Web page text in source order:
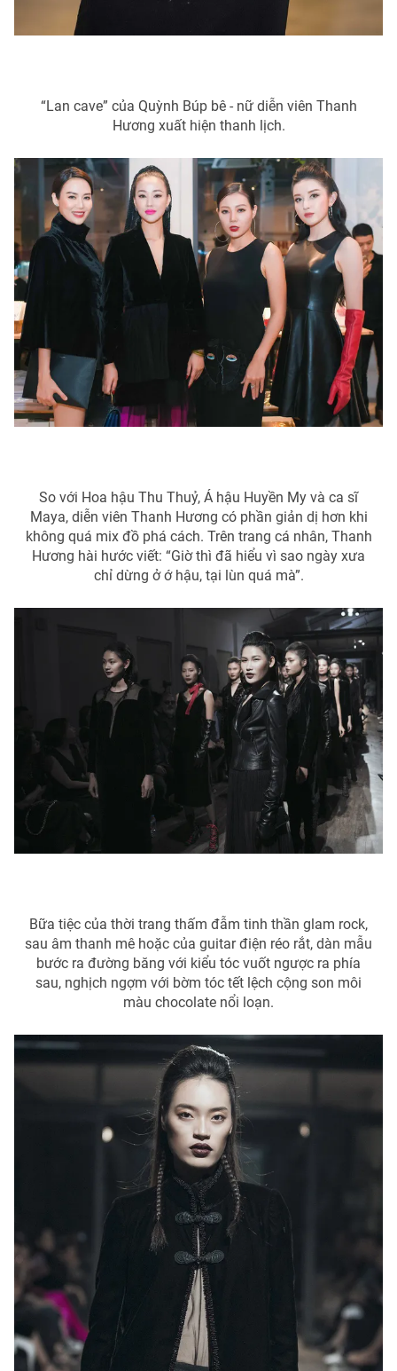
“Lan cave” của Quỳnh Búp bê - nữ diễn viên Thanh
Hương xuất hiện thanh lịch.
So với Hoa hậu Thu Thuỷ, Á hậu Huyền My và ca sĩ
Maya, diễn viên Thanh Hương có phần giản dị hơn khi
không quá mix đồ phá cách. Trên trang cá nhân, Thanh
Hương hài hước viết: “Giờ thì đã hiểu vì sao ngày xưa
chỉ dừng ở ớ hậu, tại lùn quá mà”.
Bữa tiệc của thời trang thấm đẫm tinh thần glam rock,
sau âm thanh mê hoặc của guitar điện réo rắt, dàn mẫu
bước ra đường băng với kiểu tóc vuốt ngược ra phía
sau, nghịch ngợm với bờm tóc tết lệch cộng son môi
màu chocolate nổi loạn.